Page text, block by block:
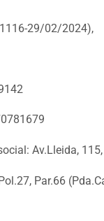
1116-29/02/2024),
Av.Lleida, 115,
Par.66